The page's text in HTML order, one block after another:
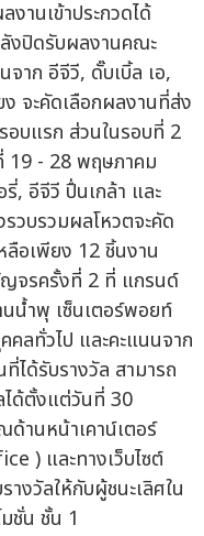
านเข้าประกวดได้
งปิดรับผลงานคณะ
าก อีจีวี, ดั๊บเบิ้ล เอ,
จะคัดเลือกผลงานที่ส่ง
อบแรก ส่วนในรอบที่ 2
19 - 28 พฤษภาคม
, อีจีวี ปื่นเกล้า และ
วบรวมผลโหวตจะคัด
ลือเพียง 12 ชิ้นงาน
ญจรครั้งที่ 2 ที่ แกรนด์
น้ำพุ เซ็นเตอร์พอยท์
คลทั่วไป และคะแนนจาก
ได้รับรางวัล สามารถ
ได้ตั้งแต่วันที่ 30
านหน้าเคาน์เตอร์
) และทางเว็บไซต์
งวัลให้กับผู้ชนะเลิศใน
ชั่น ชั้น 1